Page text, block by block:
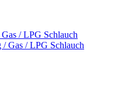
/ LPG Schlauch
Gas / LPG Schlauch